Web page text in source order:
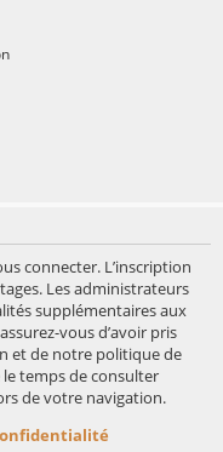
connecter. L’inscription
Les administrateurs
supplémentaires aux
vous d’avoir pris
et de notre politique de
temps de consulter
de votre navigation.